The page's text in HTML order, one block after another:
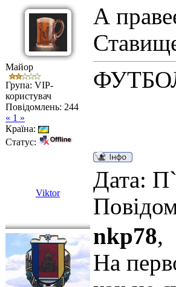
Майор
Група: VIP-
користувач
Повідомлень: 244
« 1 »
Країна:
Статус:
А
Viktor
Дата:
nkp78,
На